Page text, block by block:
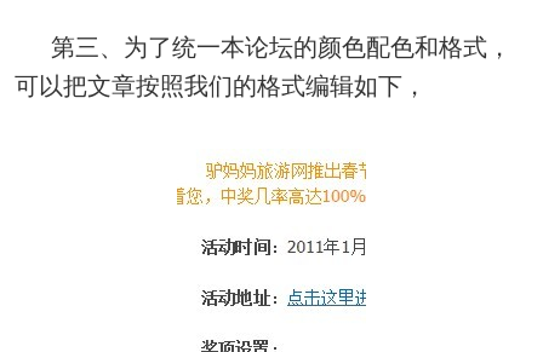
第三、为了统一本论坛的颜色配色和格式，
可以把文章按照我们的格式编辑如下，